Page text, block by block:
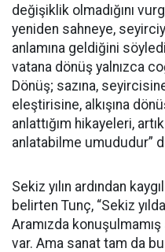
değişiklik olmadığını
yeniden sahneye,
anlamına geldiğini
vatana dönüş yalnızca
Dönüş; sazına,
eleştirisine, alkışına
anlattığım hikayeleri,
anlatabilme umududur”
Sekiz yılın ardından
belirten Tunç, “Sekiz
Aramızda
var. Ama sanat tam da